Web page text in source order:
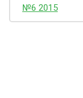
№6 2015